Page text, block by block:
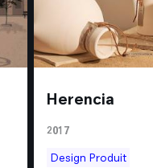
Herencia
2017
Design Produit